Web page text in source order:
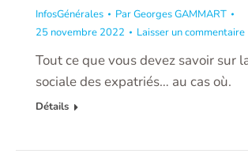
InfosGénérales ParGeorges GAMMART
25 novembre 2022
Laisser un commentaire
Tout ce que vous devez savoir sur
sociale des expatriés… au cas où.
Détails